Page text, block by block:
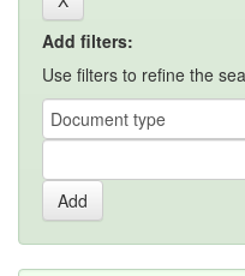
Add filters:
Use filters to refine the